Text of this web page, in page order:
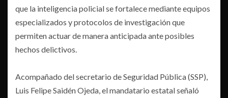
que la inteligencia policial se fortalece mediante equipos
especializados y protocolos de investigación que
permiten actuar de manera anticipada ante posibles
hechos delictivos.
Acompañado del secretario de Seguridad Pública (SSP),
Luis Felipe Saidén Ojeda, el mandatario estatal señaló